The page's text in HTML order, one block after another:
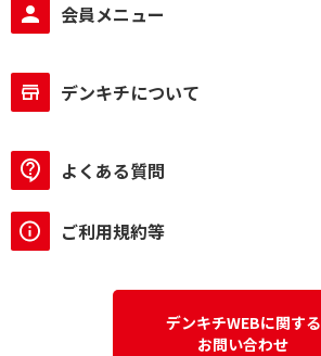
会員メニュー
デンキチについて
よくある質問
ご利用規約等
デンキチWEBに関する
お問い合わせ